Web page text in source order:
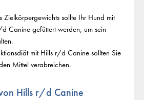
Zielkörpergewichts sollte Ihr Hund mit
Canine gefüttert werden, um sein
mit Hills r/d Canine sollten Sie
Mittel verabreichen.
Hills r/d Canine